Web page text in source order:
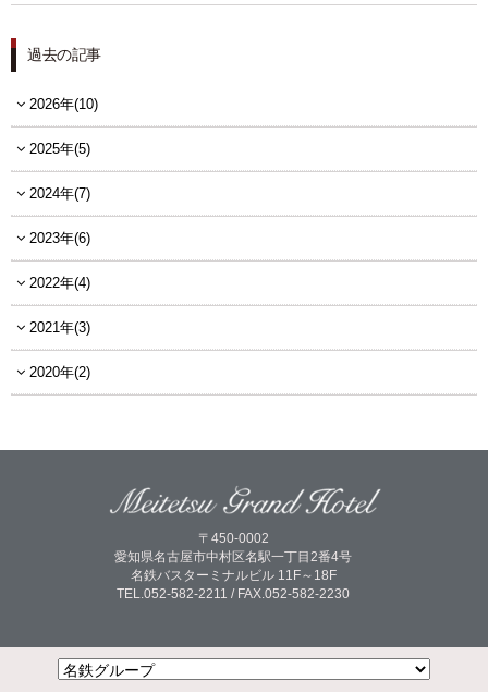
過去の記事
2026年(10)
2025年(5)
2024年(7)
2023年(6)
2022年(4)
2021年(3)
2020年(2)
〒450-0002
愛知県名古屋市中村区名駅一丁目2番4号
名鉄バスターミナルビル 11F～18F
TEL.052-582-2211 / FAX.052-582-2230